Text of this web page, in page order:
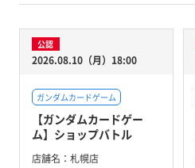
公認
2026.08.10（月）18:00
ガンダムカードゲーム
【ガンダムカードゲー
ム】ショップバトル
店舗名： 札幌店